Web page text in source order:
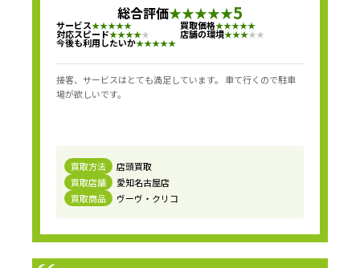
総合評価★★★★★5
サービス★★★★★ 買取価格★★★★★
対応スピード★★★★★ 店舗の環境★★★★★
今後も利用したいか★★★★★
接客、サービスはとても満足しています。 車て行くので駐車
場が欲しいです。
買取方法
店頭買取
買取店舗
愛知名古屋店
買取商品
ヴーヴ・クリコ